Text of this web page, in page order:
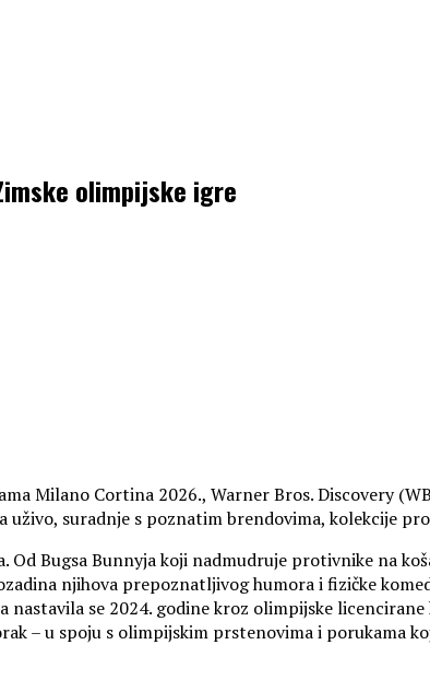
olimpijske igre
Milano Cortina 2026., Warner Bros. Discovery
suradnje s poznatim brendovima, kolekcije
Bugsa Bunnyja koji nadmudruje protivnike na
njihova prepoznatljivog humora i fizičke
se 2024. godine kroz olimpijske
– u spoju s olimpijskim prstenovima i porukama